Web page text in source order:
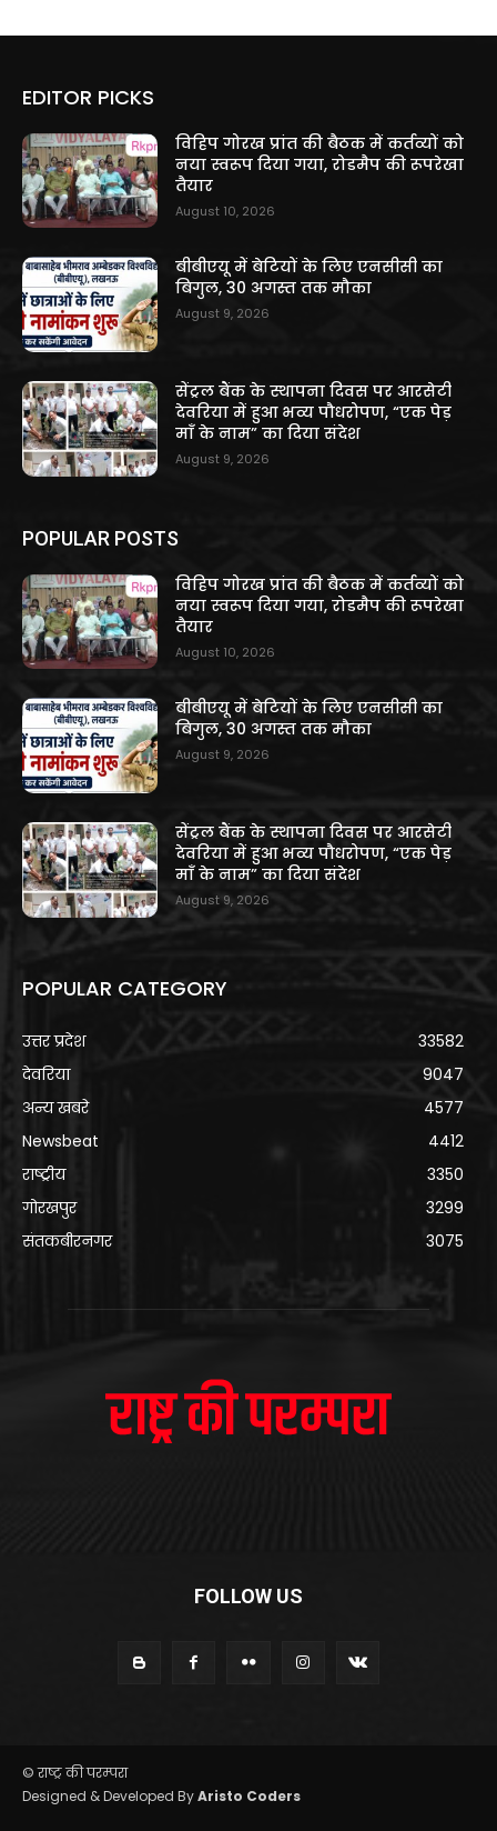
EDITOR PICKS
विहिप गोरख प्रांत की बैठक में कर्तव्यों को
नया स्वरूप दिया गया, रोडमैप की रूपरेखा
तैयार
August 10, 2026
बीबीएयू में बेटियों के लिए एनसीसी का
बिगुल, 30 अगस्त तक मौका
August 9, 2026
सेंट्रल बैंक के स्थापना दिवस पर आरसेटी
देवरिया में हुआ भव्य पौधरोपण, “एक पेड़
माँ के नाम” का दिया संदेश
August 9, 2026
POPULAR POSTS
विहिप गोरख प्रांत की बैठक में कर्तव्यों को
नया स्वरूप दिया गया, रोडमैप की रूपरेखा
तैयार
August 10, 2026
बीबीएयू में बेटियों के लिए एनसीसी का
बिगुल, 30 अगस्त तक मौका
August 9, 2026
सेंट्रल बैंक के स्थापना दिवस पर आरसेटी
देवरिया में हुआ भव्य पौधरोपण, “एक पेड़
माँ के नाम” का दिया संदेश
August 9, 2026
POPULAR CATEGORY
उत्तर प्रदेश
33582
देवरिया
9047
अन्य खबरे
4577
Newsbeat
4412
राष्ट्रीय
3350
गोरखपुर
3299
संतकबीरनगर
3075
FOLLOW US
© राष्ट्र की परम्परा
Designed & Developed ByAristo Coders